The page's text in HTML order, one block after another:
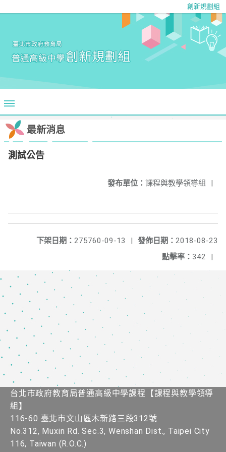
創新規劃組
最新消息
測試公告
發布單位： 課程與教學領導組 |
發佈日期： 2018-08-23
下架日期： 275760-09-13
|
點擊率： 342 |
台北市政府教育局普通高級中學課程​【課程與教學領導
組】
116-60 臺北市文山區木新路三段312號
No.312, Muxin Rd. Sec.3, Wenshan Dist., Taipei City
116, Taiwan (R.O.C.)